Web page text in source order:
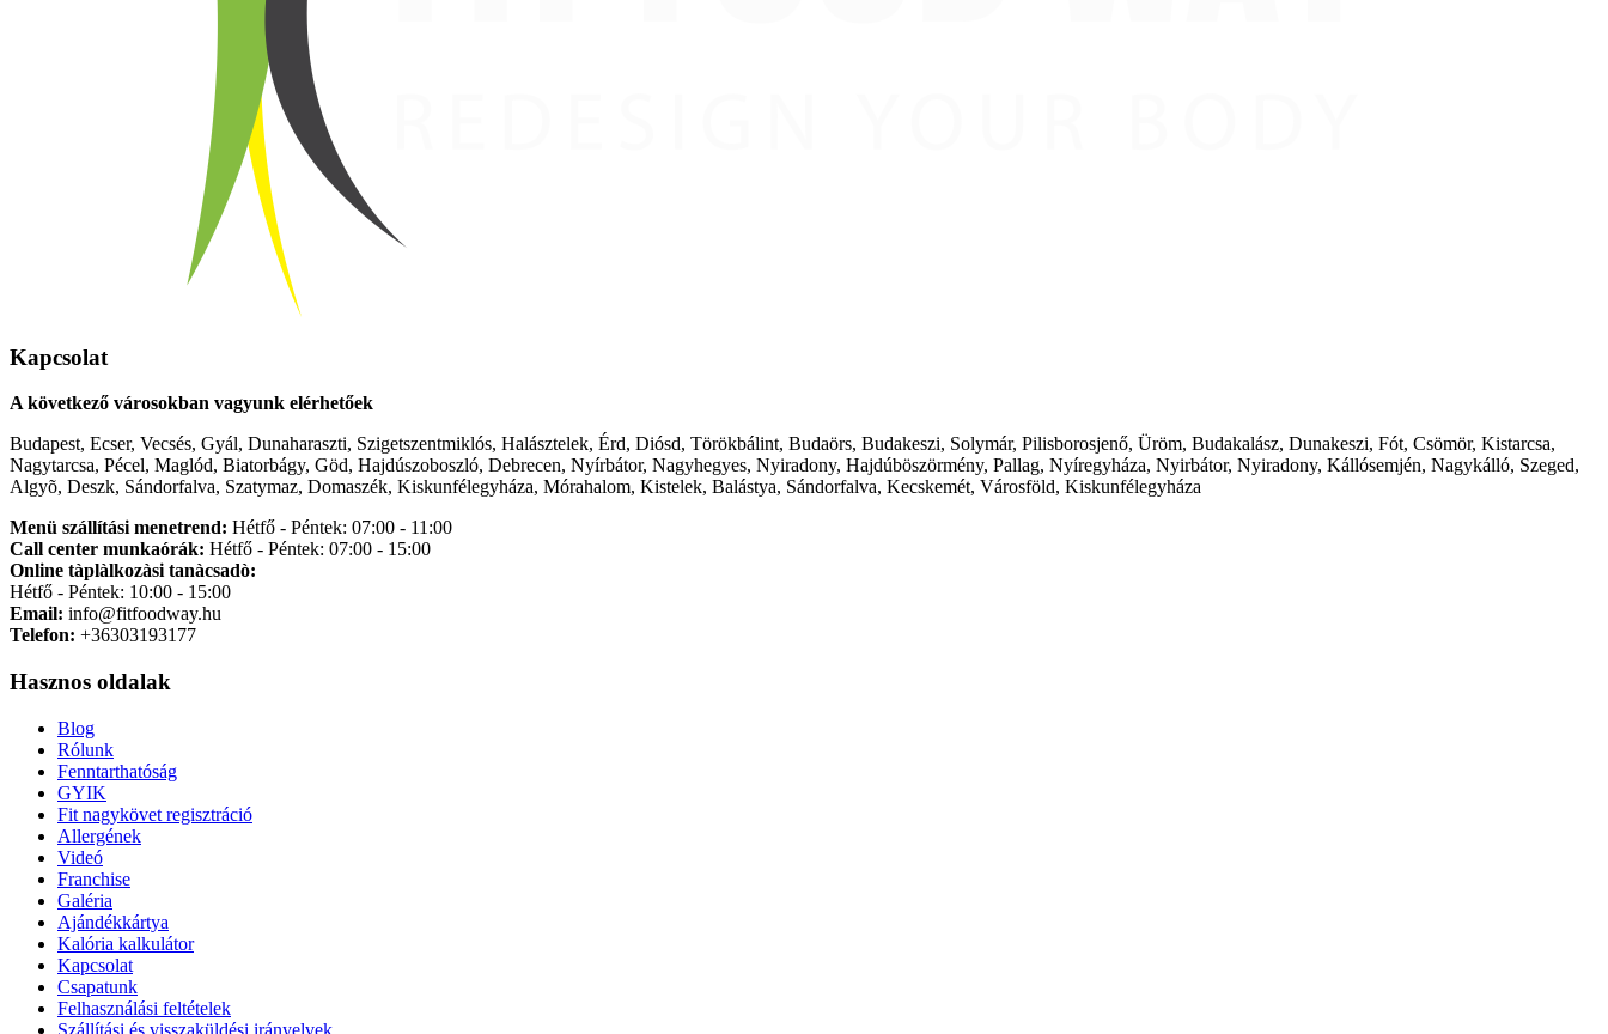
Kapcsolat
A következő városokban vagyunk elérhetőek
Budapest, Ecser, Vecsés, Gyál, Dunaharaszti, Szigetszentmiklós, Halásztelek, Érd, Diósd, Törökbálint, Budaörs, Budakeszi, Solymár, Pilisborosjenő, Üröm, Budakalász, Dunakeszi, Fót, Csömör, Kistarcsa,
Nagytarcsa, Pécel, Maglód, Biatorbágy, Göd, Hajdúszoboszló, Debrecen, Nyírbátor, Nagyhegyes, Nyiradony, Hajdúböszörmény, Pallag, Nyíregyháza, Nyirbátor, Nyiradony, Kállósemjén, Nagykálló, Szeged,
Algyõ, Deszk, Sándorfalva, Szatymaz, Domaszék, Kiskunfélegyháza, Mórahalom, Kistelek, Balástya, Sándorfalva, Kecskemét, Városföld, Kiskunfélegyháza
Menü szállítási menetrend: Hétfő - Péntek: 07:00 - 11:00
Call center munkaórák: Hétfő - Péntek: 07:00 - 15:00
Online tàplàlkozàsi tanàcsadò:
Hétfő - Péntek: 10:00 - 15:00
Email: info@fitfoodway.hu
Telefon: +36303193177
Hasznos oldalak
Blog
Rólunk
Fenntarthatóság
GYIK
Fit nagykövet regisztráció
Allergének
Videó
Franchise
Galéria
Ajándékkártya
Kalória kalkulátor
Kapcsolat
Csapatunk
Felhasználási feltételek
Szállítási és visszaküldési irányelvek